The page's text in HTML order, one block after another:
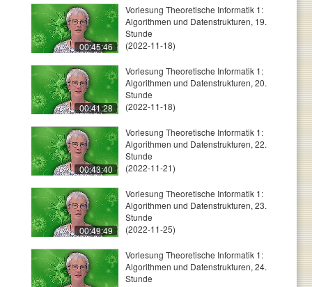
00:45:46
Vorlesung Theoretische Informatik 1:
Algorithmen und Datenstrukturen, 19.
Stunde
(2022-11-18)
00:41:28
Vorlesung Theoretische Informatik 1:
Algorithmen und Datenstrukturen, 20.
Stunde
(2022-11-18)
00:43:40
Vorlesung Theoretische Informatik 1:
Algorithmen und Datenstrukturen, 22.
Stunde
(2022-11-21)
00:49:49
Vorlesung Theoretische Informatik 1:
Algorithmen und Datenstrukturen, 23.
Stunde
(2022-11-25)
Vorlesung Theoretische Informatik 1:
Algorithmen und Datenstrukturen, 24.
Stunde